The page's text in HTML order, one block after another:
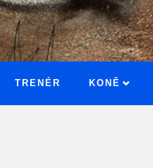
TRENÉR KONĚ